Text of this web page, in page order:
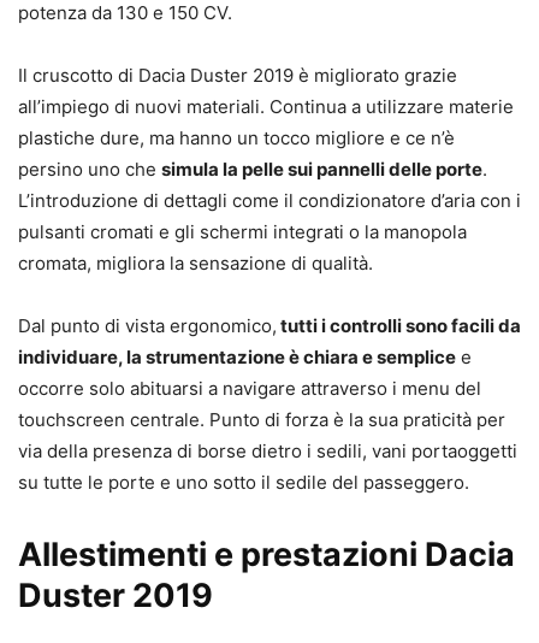
potenza da 130 e 150 CV.
Il cruscotto di Dacia Duster 2019 è migliorato grazie
all’impiego di nuovi materiali. Continua a utilizzare materie
plastiche dure, ma hanno un tocco migliore e ce n’è
persino uno che simula la pelle sui pannelli delle porte.
L’introduzione di dettagli come il condizionatore d’aria con i
pulsanti cromati e gli schermi integrati o la manopola
cromata, migliora la sensazione di qualità.
Dal punto di vista ergonomico, tutti i controlli sono facili da
individuare, la strumentazione è chiara e semplice e
occorre solo abituarsi a navigare attraverso i menu del
touchscreen centrale. Punto di forza è la sua praticità per
via della presenza di borse dietro i sedili, vani portaoggetti
su tutte le porte e uno sotto il sedile del passeggero.
Allestimenti e prestazioni Dacia
Duster 2019